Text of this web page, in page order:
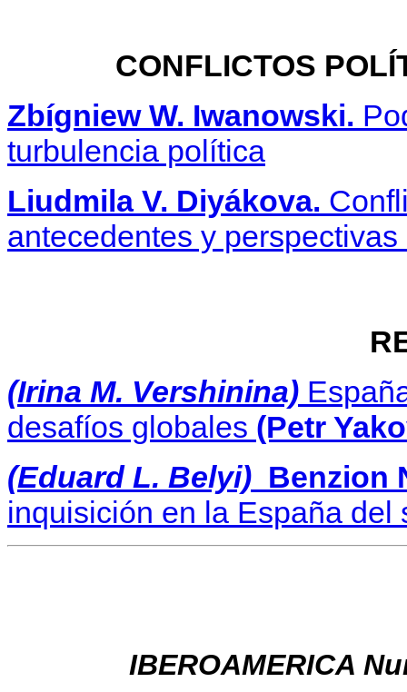
CONFLICTOS
Zbígniew W. Iwanowski.
turbulencia política
Liudmila V. Diyákova.
antecedentes y
(Irina M. Vershinina)
desafíos globales (Petr
(Eduard L. Belyi) Benzion
inquisición en la España del
IBEROAMERICA